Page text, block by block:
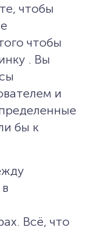
чтобы
чтобы
. Вы
и
бы к
Всё, что